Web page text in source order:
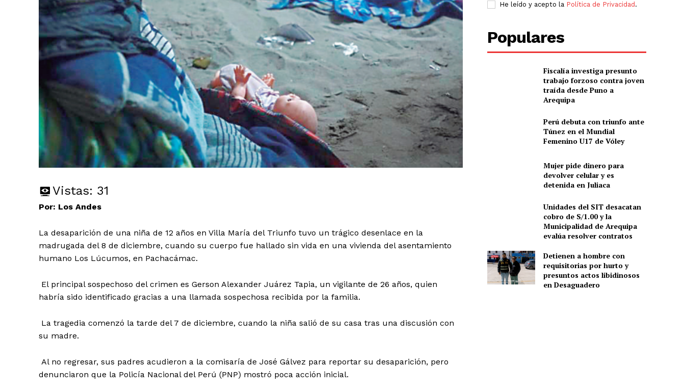
Vistas: 31
Por: Los Andes
La desaparición de una niña de 12 años en Villa María del Triunfo tuvo un trágico desenlace en la
madrugada del 8 de diciembre, cuando su cuerpo fue hallado sin vida en una vivienda del asentamiento
humano Los Lúcumos, en Pachacámac.
El principal sospechoso del crimen es Gerson Alexander Juárez Tapia, un vigilante de 26 años, quien
habría sido identificado gracias a una llamada sospechosa recibida por la familia.
La tragedia comenzó la tarde del 7 de diciembre, cuando la niña salió de su casa tras una discusión con
su madre.
Al no regresar, sus padres acudieron a la comisaría de José Gálvez para reportar su desaparición, pero
denunciaron que la Policía Nacional del Perú (PNP) mostró poca acción inicial.
He leído y acepto la Política de Privacidad .
Populares
Fiscalía investiga presunto
trabajo forzoso contra joven
traída desde Puno a
Arequipa
Perú debuta con triunfo ante
Túnez en el Mundial
Femenino U17 de Vóley
Mujer pide dinero para
devolver celular y es
detenida en Juliaca
Unidades del SIT desacatan
cobro de S/1.00 y la
Municipalidad de Arequipa
evalúa resolver contratos
Detienen a hombre con
requisitorias por hurto y
presuntos actos libidinosos
en Desaguadero